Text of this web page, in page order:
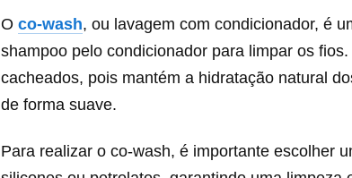
O co-wash, ou lavagem com condicionador, é
shampoo pelo condicionador para limpar os
cacheados, pois mantém a hidratação natural
de forma suave.
Para realizar o co-wash, é importante escolher